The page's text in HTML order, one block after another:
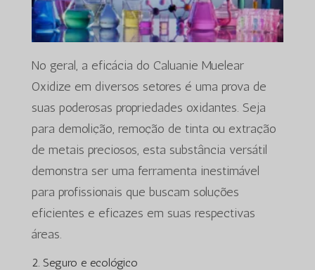
No geral, a eficácia do Caluanie Muelear
Oxidize em diversos setores é uma prova de
suas poderosas propriedades oxidantes. Seja
para demolição, remoção de tinta ou extração
de metais preciosos, esta substância versátil
demonstra ser uma ferramenta inestimável
para profissionais que buscam soluções
eficientes e eficazes em suas respectivas
áreas.
2. Seguro e ecológico